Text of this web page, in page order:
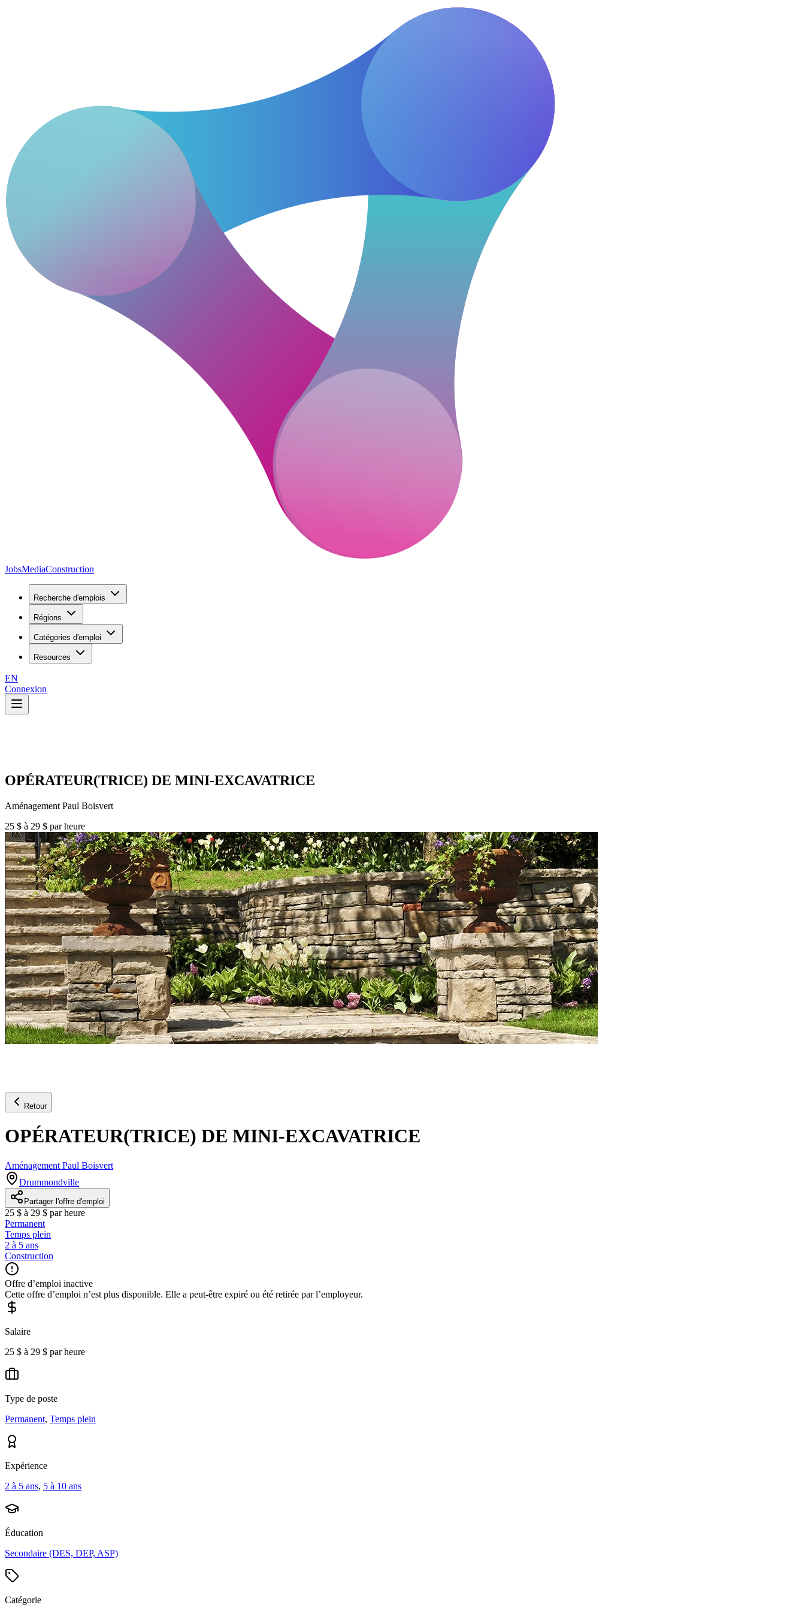
JobsMediaConstruction
Recherche d'emplois
Régions
Catégories d'emploi
Resources
EN
Connexion
OPÉRATEUR(TRICE) DE MINI-EXCAVATRICE
Aménagement Paul Boisvert
25 $ à 29 $ par heure
Retour
OPÉRATEUR(TRICE) DE MINI-EXCAVATRICE
Aménagement Paul Boisvert
Drummondville
Partager l'offre d'emploi
25 $ à 29 $ par heure
Permanent
Temps plein
2 à 5 ans
Construction
Offre d’emploi inactive
Cette offre d’emploi n’est plus disponible. Elle a peut-être expiré ou été retirée par l’employeur.
Salaire
25 $ à 29 $ par heure
Type de poste
Permanent, Temps plein
Expérience
2 à 5 ans, 5 à 10 ans
Éducation
Secondaire (DES, DEP, ASP)
Catégorie